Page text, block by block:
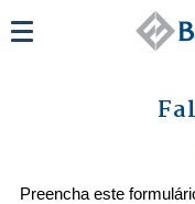
Preencha este